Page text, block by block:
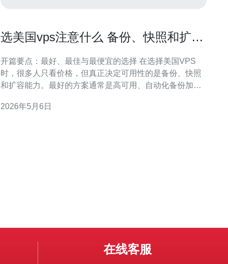
选美国vps注意什么 备份、快照和扩容
开篇要点：最好、最佳与最便宜的选择 在选择美国VPS
时，很多人只看价格，但真正决定可用性的是备份、快照
和扩容能力。最好的方案通常是高可用、自动化备份加灵
的提供商；最便宜的方案常常牺牲恢复时间和快照性能。
2026年5月6日
在线客服